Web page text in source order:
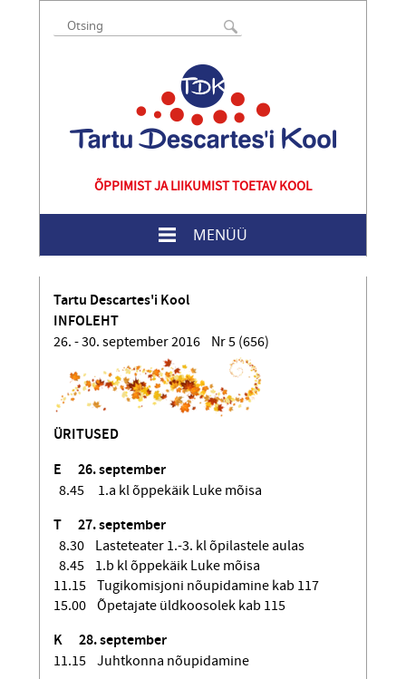
ÕPPIMIST JA LIIKUMIST TOETAV KOOL
MENÜÜ
Tartu Descartes'i Kool
INFOLEHT
26. - 30. september 2016 Nr 5 (656)
ÜRITUSED
E
26. september
8.45 1.a kl õppekäik Luke mõisa
T 27. september
8.30 Lasteteater 1.-3. kl õpilastele aulas
8.45 1.b kl õppekäik Luke mõisa
11.15 Tugikomisjoni nõupidamine kab 117
15.00 Õpetajate üldkoosolek kab 115
K 28. september
11.15 Juhtkonna nõupidamine